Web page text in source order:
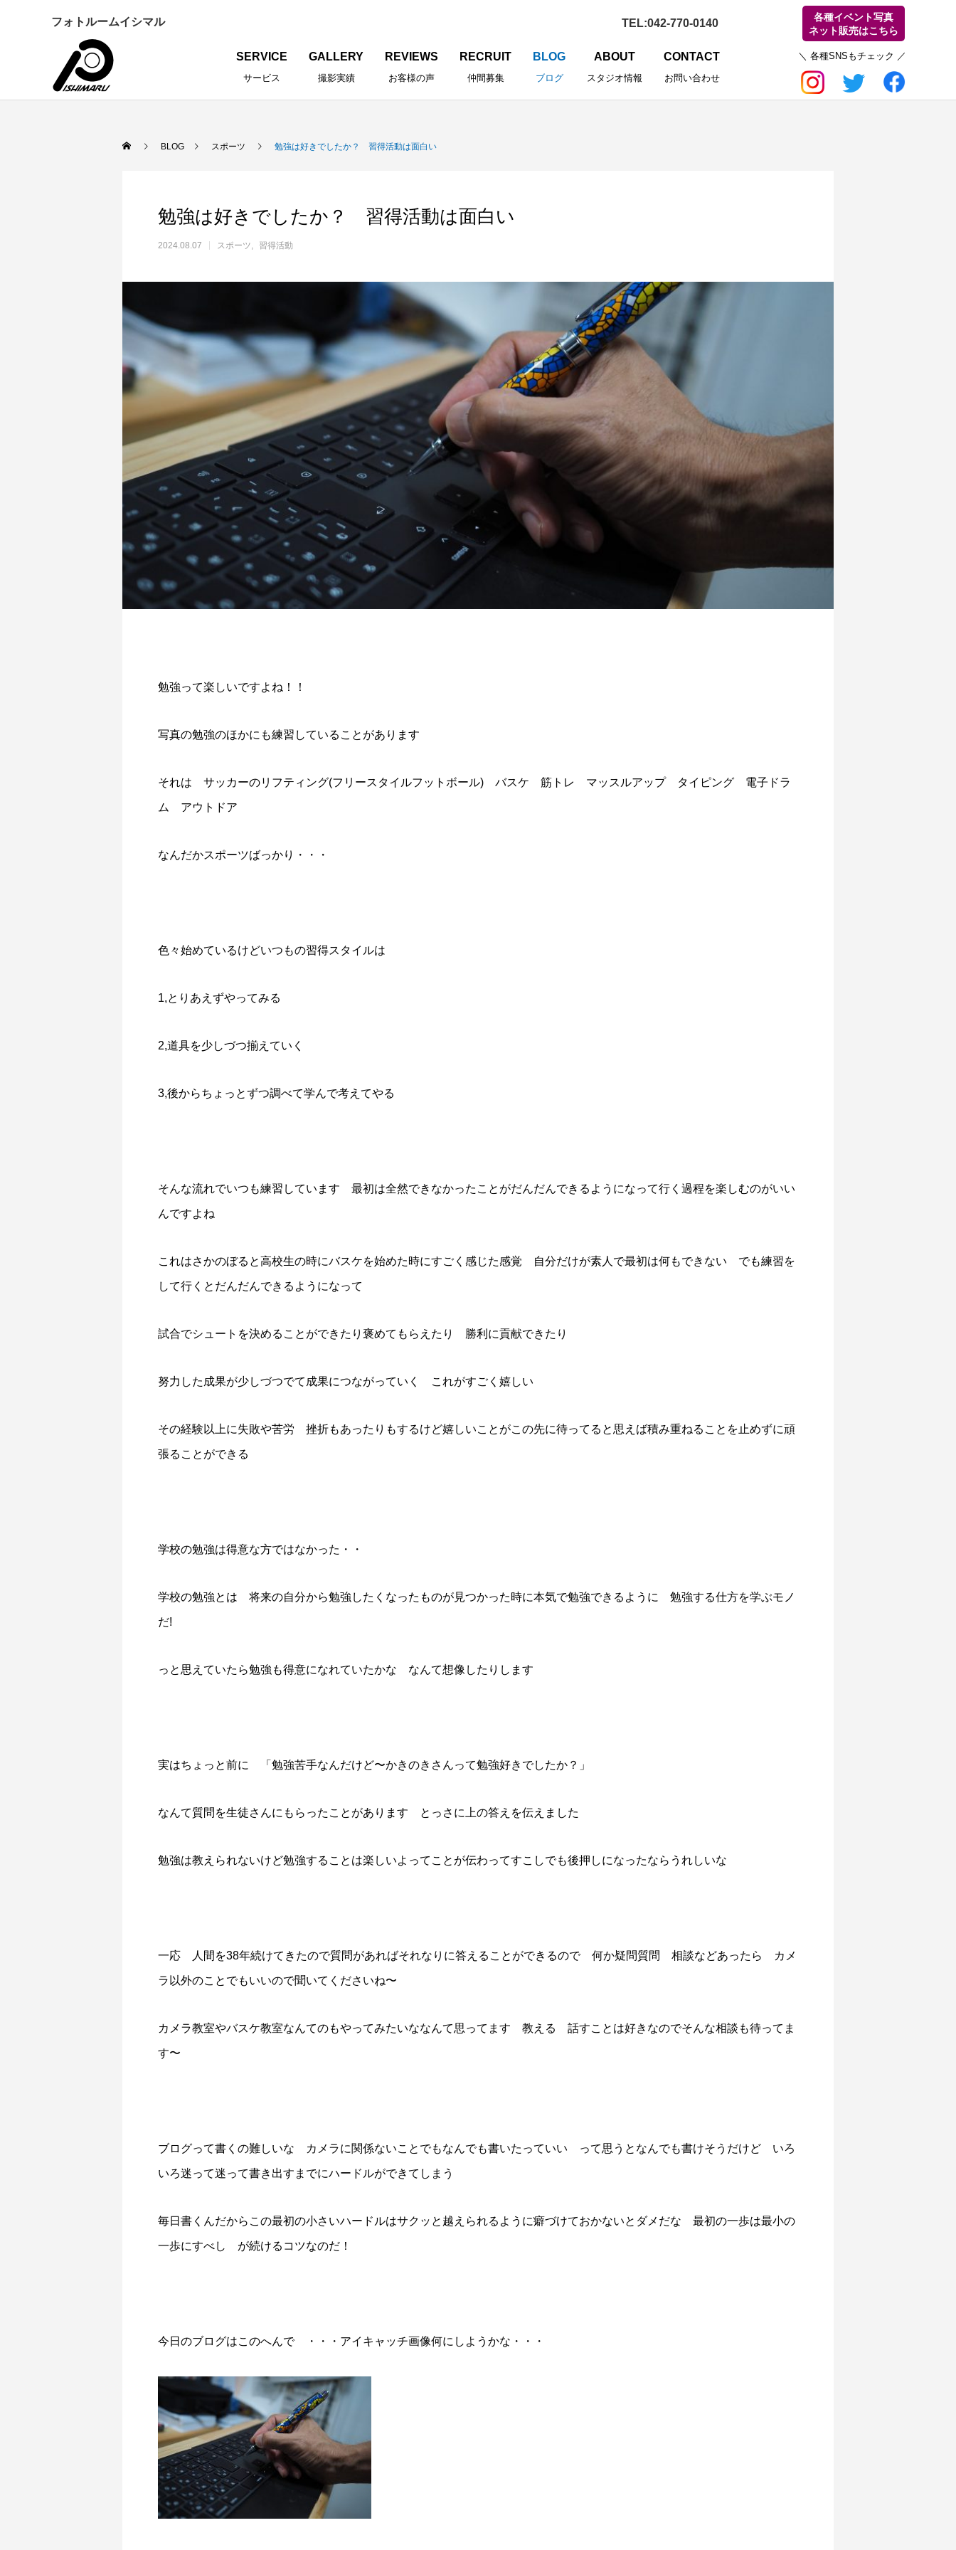
フォトルームイシマル
各種イベント写真
ネット販売はこちら
SERVICE
サービス
GALLERY
撮影実績
REVIEWS
お客様の声
RECRUIT
仲間募集
BLOG
ブログ
ABOUT
スタジオ情報
CONTACT
お問い合わせ
BLOG スポーツ 勉強は好きでしたか？ 習得活動は面白い
勉強は好きでしたか？ 習得活動は面白い
2024.08.07 スポーツ 習得活動
勉強って楽しいですよね！！
写真の勉強のほかにも練習していることがあります
それは サッカーのリフティング(フリースタイルフットボール) バスケ 筋トレ マッスルアップ タイピング 電子ドラ
ム アウトドア
なんだかスポーツばっかり・・・
色々始めているけどいつもの習得スタイルは
1,とりあえずやってみる
2,道具を少しづつ揃えていく
3,後からちょっとずつ調べて学んで考えてやる
そんな流れでいつも練習しています 最初は全然できなかったことがだんだんできるようになって行く過程を楽しむのがいい
んですよね
これはさかのぼると高校生の時にバスケを始めた時にすごく感じた感覚 自分だけが素人で最初は何もできない でも練習を
して行くとだんだんできるようになって
試合でシュートを決めることができたり褒めてもらえたり 勝利に貢献できたり
努力した成果が少しづつでて成果につながっていく これがすごく嬉しい
その経験以上に失敗や苦労 挫折もあったりもするけど嬉しいことがこの先に待ってると思えば積み重ねることを止めずに頑
張ることができる
学校の勉強は得意な方ではなかった・・
学校の勉強とは 将来の自分から勉強したくなったものが見つかった時に本気で勉強できるように 勉強する仕方を学ぶモノ
だ!
っと思えていたら勉強も得意になれていたかな なんて想像したりします
実はちょっと前に 「勉強苦手なんだけど〜かきのきさんって勉強好きでしたか？」
なんて質問を生徒さんにもらったことがあります とっさに上の答えを伝えました
勉強は教えられないけど勉強することは楽しいよってことが伝わってすこしでも後押しになったならうれしいな
一応 人間を38年続けてきたので質問があればそれなりに答えることができるので 何か疑問質問 相談などあったら カメ
ラ以外のことでもいいので聞いてくださいね〜
カメラ教室やバスケ教室なんてのもやってみたいななんて思ってます 教える 話すことは好きなのでそんな相談も待ってま
す〜
ブログって書くの難しいな カメラに関係ないことでもなんでも書いたっていい って思うとなんでも書けそうだけど いろ
いろ迷って迷って書き出すまでにハードルができてしまう
毎日書くんだからこの最初の小さいハードルはサクッと越えられるように癖づけておかないとダメだな 最初の一歩は最小の
一歩にすべし が続けるコツなのだ！
今日のブログはこのへんで ・・・アイキャッチ画像何にしようかな・・・